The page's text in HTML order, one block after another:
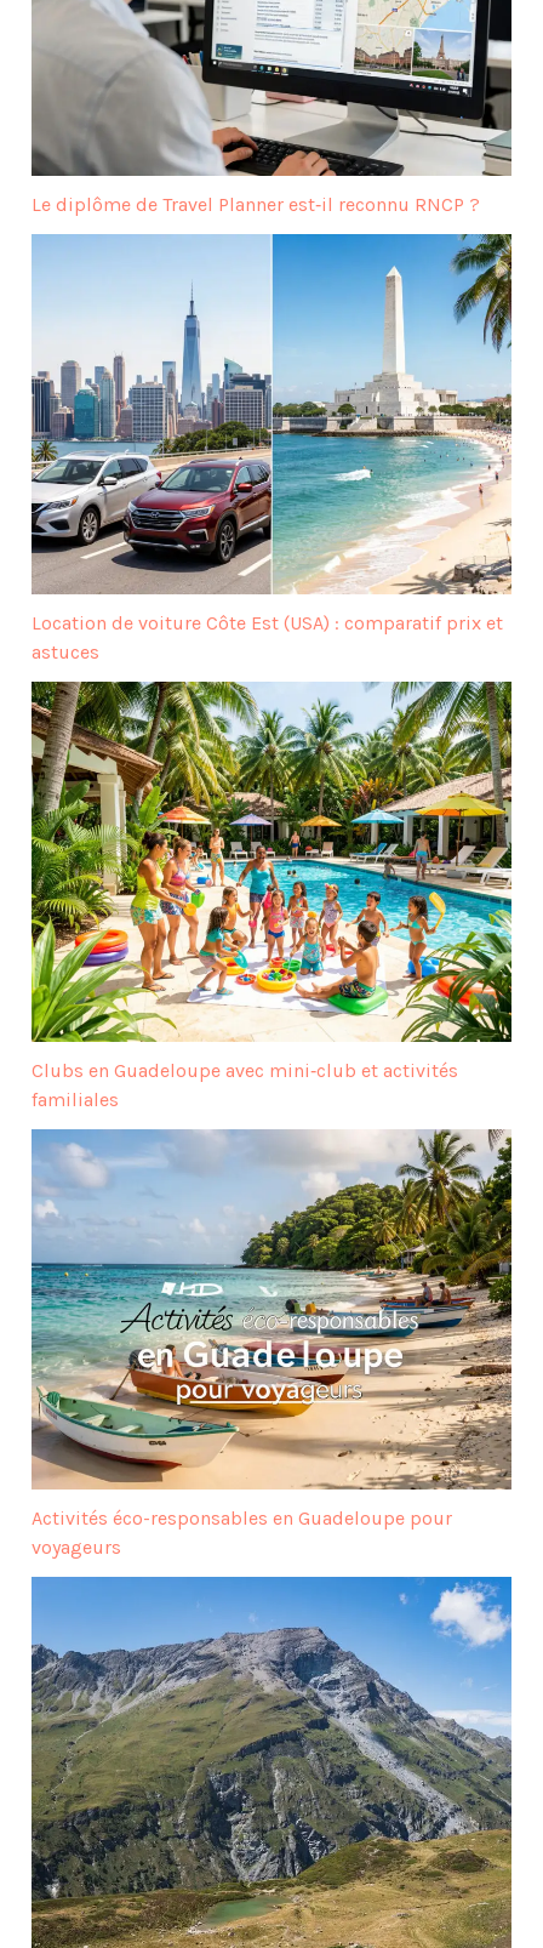
Le diplôme de Travel Planner est‑il reconnu RNCP ?
Location de voiture Côte Est (USA) : comparatif prix et
astuces
Clubs en Guadeloupe avec mini‑club et activités
familiales
Activités éco-responsables en Guadeloupe pour
voyageurs